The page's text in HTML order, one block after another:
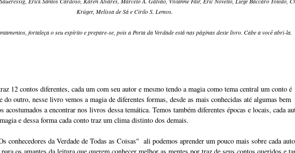
Krüger, Melissa de Sá e Cirilo S. Lemos.
fortaleça o seu espírito e prepare-se, pois a Porta da Verdade está nas páginas deste livro. Cabe a você abri-la.
12 contos diferentes, cada um com seu autor e mesmo tendo a magia como tema central um conto é
do outro, nesse livro vemos a magia de diferentes formas, desde as mais conhecidas até algumas bem
acostumados a encontrar nos livros dessa temática. Temos também diferentes épocas e locais, cada
e dessa forma cada conto traz um clima distinto dos demais.
conhecedores da Verdade de Todas as Coisas" ali podemos aprender um pouco mais sobre cada